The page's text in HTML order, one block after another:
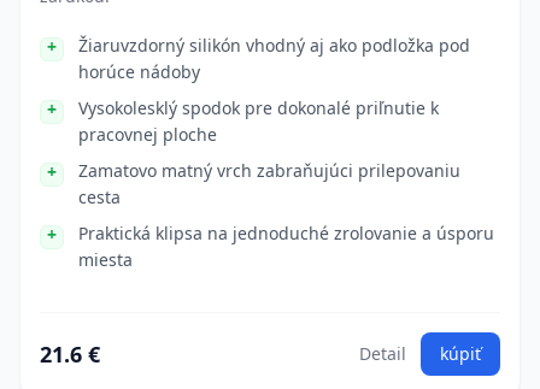
Žiaruvzdorný silikón vhodný aj ako podložka pod
horúce nádoby
Vysokolesklý spodok pre dokonalé priľnutie k
pracovnej ploche
Zamatovo matný vrch zabraňujúci prilepovaniu
cesta
Praktická klipsa na jednoduché zrolovanie a úsporu
miesta
21.6 € Detail kúpiť